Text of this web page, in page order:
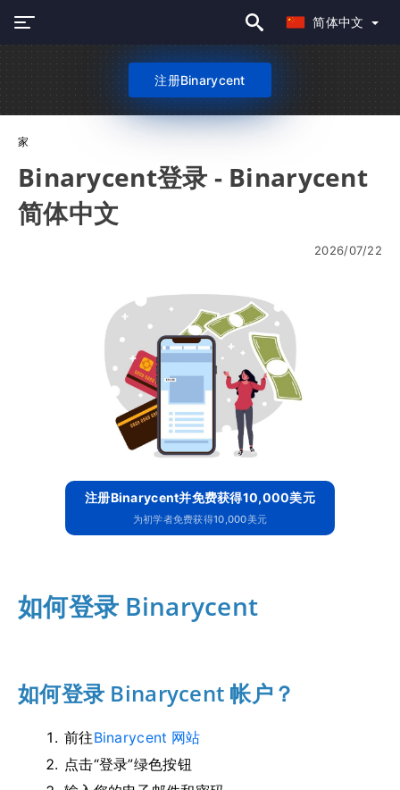
简体中文
注册Binarycent
家
Binarycent登录 - Binarycent
简体中文
2026/07/22
注册Binarycent并免费获得10,000美元
为初学者免费获得10,000美元
如何登录 Binarycent
如何登录 Binarycent 帐户？
前往Binarycent 网站
点击“登录”绿色按钮